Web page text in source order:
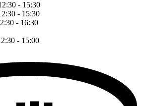
- 15:30
- 15:30
- 16:30
- 15:00